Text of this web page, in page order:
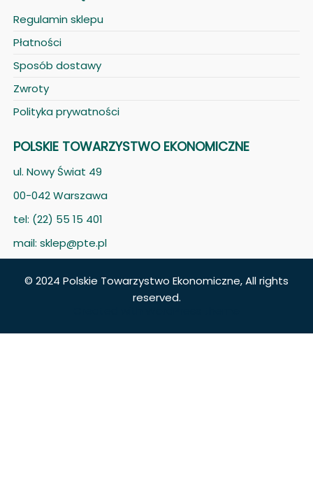
Regulamin sklepu
Płatności
Sposób dostawy
Zwroty
Polityka prywatności
POLSKIE TOWARZYSTWO EKONOMICZNE
ul. Nowy Świat 49
00-042 Warszawa
tel: (22) 55 15 401
mail: sklep@pte.pl
© 2024 Polskie Towarzystwo Ekonomiczne, All rights
reserved.